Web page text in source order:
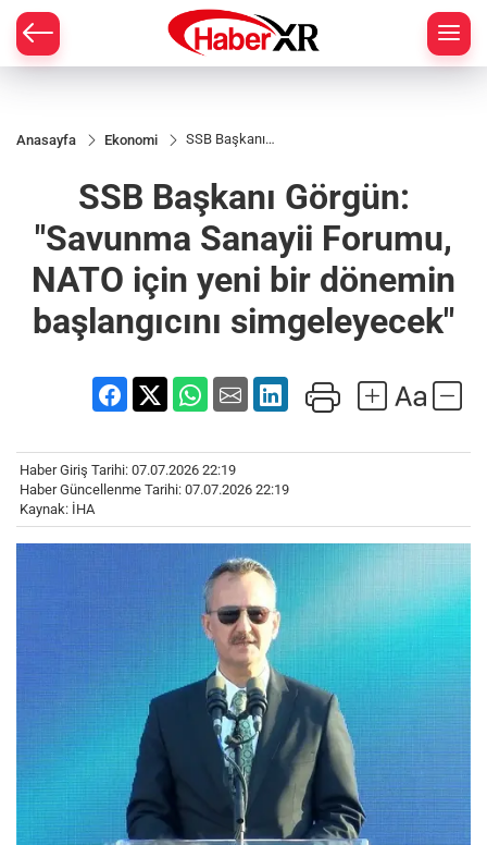
Anasayfa Ekonomi
SSB Başkanı
Sanayii
Forumu, NATO
için yeni bir
dönemin
başlangıcını
simgeleyecek"
SSB Başkanı Görgün:
"Savunma Sanayii Forumu,
NATO için yeni bir dönemin
başlangıcını simgeleyecek"
Haber Giriş Tarihi: 07.07.2026 22:19
Haber Güncellenme Tarihi: 07.07.2026 22:19
Kaynak: İHA